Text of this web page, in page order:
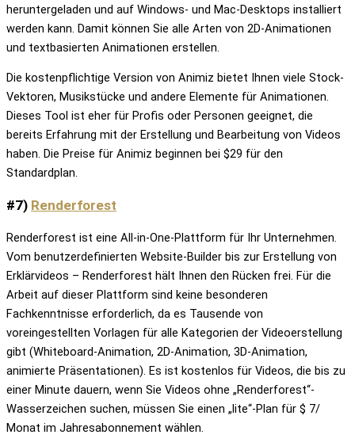
heruntergeladen und auf Windows- und Mac-Desktops installiert
werden kann. Damit können Sie alle Arten von 2D-Animationen
und textbasierten Animationen erstellen.
Die kostenpflichtige Version von Animiz bietet Ihnen viele Stock-
Vektoren, Musikstücke und andere Elemente für Animationen.
Dieses Tool ist eher für Profis oder Personen geeignet, die
bereits Erfahrung mit der Erstellung und Bearbeitung von Videos
haben. Die Preise für Animiz beginnen bei $29 für den
Standardplan.
#7) Renderforest
Renderforest ist eine All-in-One-Plattform für Ihr Unternehmen.
Vom benutzerdefinierten Website-Builder bis zur Erstellung von
Erklärvideos – Renderforest hält Ihnen den Rücken frei. Für die
Arbeit auf dieser Plattform sind keine besonderen
Fachkenntnisse erforderlich, da es Tausende von
voreingestellten Vorlagen für alle Kategorien der Videoerstellung
gibt (Whiteboard-Animation, 2D-Animation, 3D-Animation,
animierte Präsentationen). Es ist kostenlos für Videos, die bis zu
einer Minute dauern, wenn Sie Videos ohne „Renderforest“-
Wasserzeichen suchen, müssen Sie einen „lite“-Plan für $ 7/
Monat im Jahresabonnement wählen.